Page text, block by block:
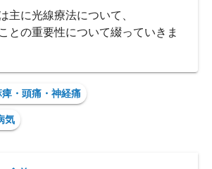
主に光線療法について、
との重要性について綴っていきま
・頭痛・神経痛
気